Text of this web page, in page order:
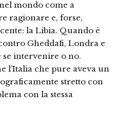
mondo come a
ragionare e, forse,
la Libia. Quando è
Gheddafi, Londra e
se intervenire o no.
l’Italia che pure aveva un
stretto con
con la stessa